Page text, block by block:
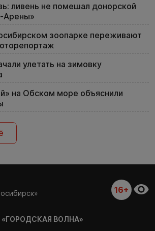
ливень не помешал донорской
Арены»
зоопарке переживают
улетать на зимовку
на Обском море объяснили
16+
ВОЛНА»